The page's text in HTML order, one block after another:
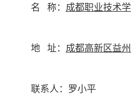
名 称： 成都职业技术
地 址： 成都高新区益
联系人： 罗小平